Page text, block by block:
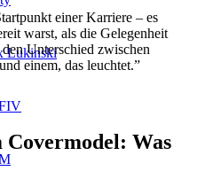
Lukinski
einer Karriere – es
warst, als die Gelegenheit
Unterschied zwischen
einem, das leuchtet.”
Covermodel: Was